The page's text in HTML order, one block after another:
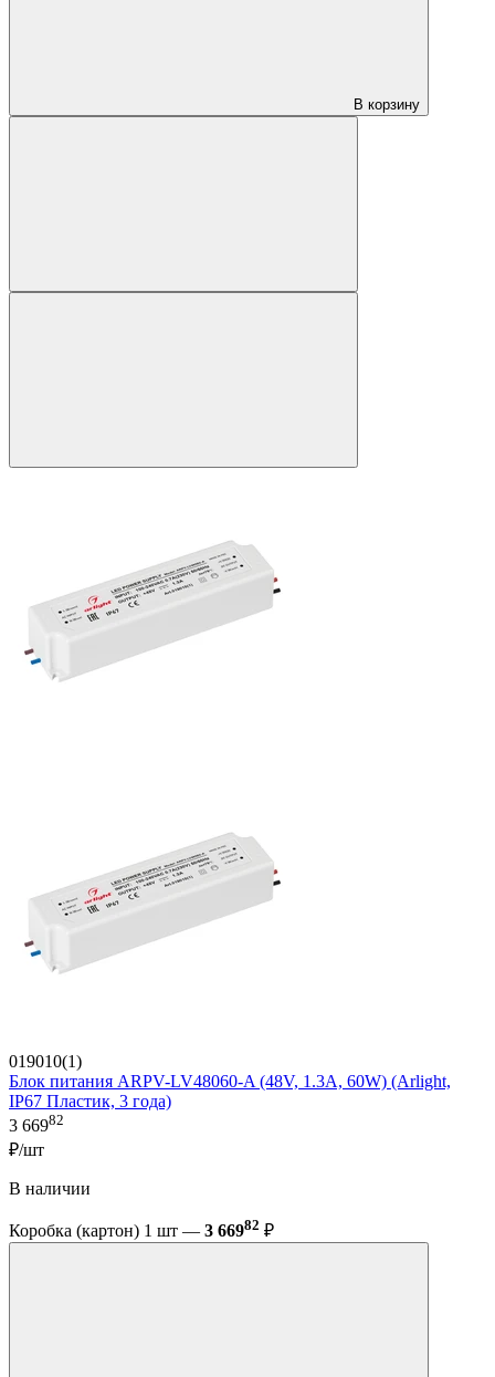
В корзину
019010(1)
Блок питания ARPV-LV48060-A (48V, 1.3A, 60W) (Arlight,
IP67 Пластик, 3 года)
3 66982
₽/шт
В наличии
Коробка (картон) 1 шт — 3 66982 ₽